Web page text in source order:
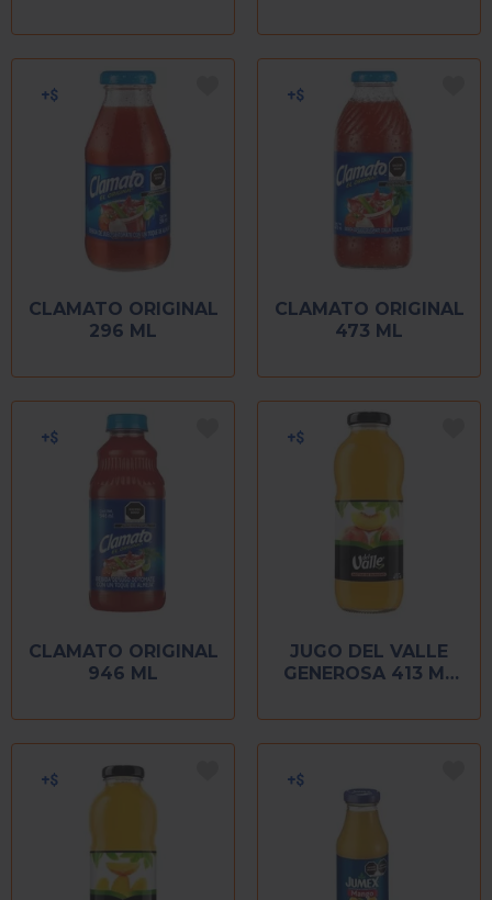
CLAMATO ORIGINAL
296 ML
CLAMATO ORIGINAL
473 ML
CLAMATO ORIGINAL
946 ML
JUGO DEL VALLE
GENEROSA 413 ML